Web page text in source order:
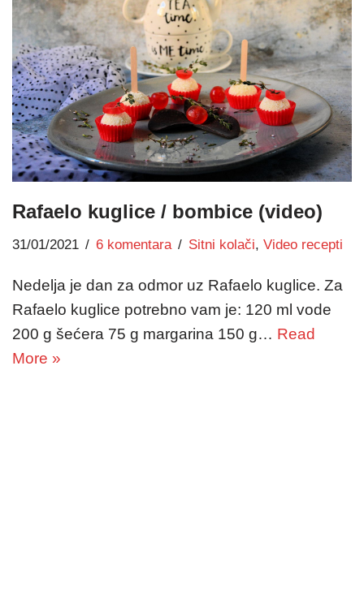
Rafaelo kuglice / bombice (video)
31/01/2021 6 komentara Sitni kolači, Video recepti
Nedelja je dan za odmor uz Rafaelo kuglice. Za
Rafaelo kuglice potrebno vam je: 120 ml vode
200 g šećera 75 g margarina 150 g… Read
More »